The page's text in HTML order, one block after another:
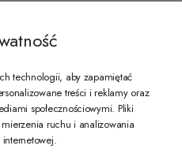
Gdy zapiszesz się do naszego
technologii, aby zapamiętać
treści i reklamy oraz
społecznościowymi. Pliki
ruchu i analizowania
internetowej.